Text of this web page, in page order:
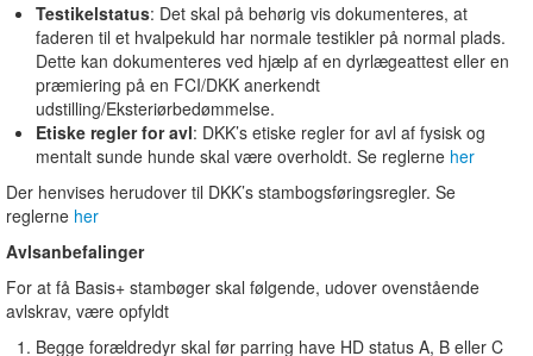
Testikelstatus: Det skal på behørig vis dokumenteres, at
faderen til et hvalpekuld har normale testikler på normal plads.
Dette kan dokumenteres ved hjælp af en dyrlægeattest eller en
præmiering på en FCI/DKK anerkendt
udstilling/Eksteriørbedømmelse.
Etiske regler for avl: DKK’s etiske regler for avl af fysisk og
mentalt sunde hunde skal være overholdt. Se reglerne her
Der henvises herudover til DKK’s stambogsføringsregler. Se
reglerne her
Avlsanbefalinger
For at få Basis+ stambøger skal følgende, udover ovenstående
avlskrav, være opfyldt
Begge forældredyr skal før parring have HD status A, B eller C